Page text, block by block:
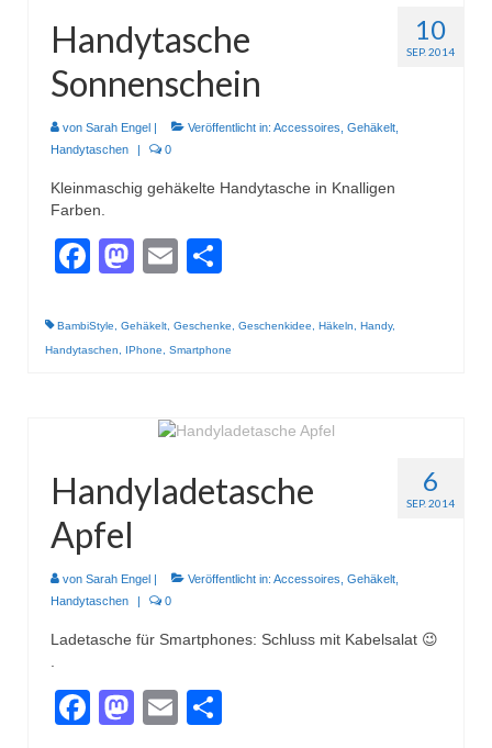
10
SEP. 2014
Handytasche
Sonnenschein
von Sarah Engel | Veröffentlicht in: Accessoires Gehäkelt
Handytaschen
| 0
Kleinmaschig gehäkelte Handytasche in Knalligen
Farben.
Facebook
Mastodon
Email
BambiStyle Gehäkelt Geschenke Geschenkidee Häkeln Handy,
Handytaschen
IPhone Smartphone
6
SEP. 2014
Handyladetasche
Apfel
von Sarah Engel | Veröffentlicht in: Accessoires Gehäkelt
Handytaschen
| 0
Ladetasche für Smartphones: Schluss mit Kabelsalat 😉
Facebook
Mastodon
Email